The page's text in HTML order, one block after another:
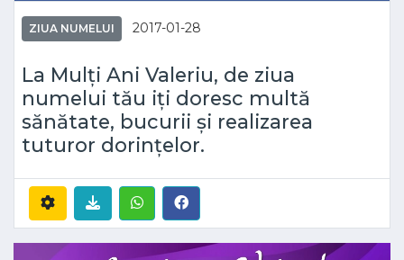
ZIUA NUMELUI 2017-01-28
La Mulți Ani Valeriu, de ziua
numelui tău iți doresc multă
sănătate, bucurii și realizarea
tuturor dorințelor.